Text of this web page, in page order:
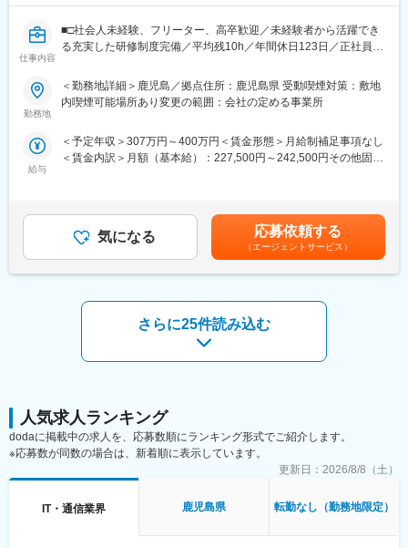
ソリューション一覧：https://www.fujifilm.com/fb/solution
■働き方
・全社平均残業時間：約20時間/月
・エリア限定採用のため、都道府県をまたいだ転勤はございませ
ん。（社内公募や本人希望による異動の可能性はあり）
ます。
大手企業の高度な要求に対応するため社内外の多くの関連部門と
協力して課題解決することで多くの学びがある環境です。
【自社で蓄積したノウハウを凝縮した価値提供】
その事例、営業部門のお客様に対しては当社の営業部門の事例を
活かすなど、「当社自身が実験台となることによる」リアルな提
案を行うことができます。
【幅広いキャリアパスと開発計画支援】
変更の範囲：会社の定める業務
仕事内容
■□社会人未経験、フリーター、高卒歓迎／未経験者から活躍でき
る充実した研修制度完備／平均残10h／年間休日123日／正社員登
事業以外でも活躍している方多数□■
て、携帯電話を中心とした商材・各サービスの提案等を担当頂き
ます。
する販促ツールやPOP作成、キャンペーン企画などセールス向上
の為の各種プロモーションをお任せすることもあります。
■入社後の流れ/キャリアパス
まず店頭での接客からスタートし、後輩指導やリーダー業務もゆ
教育など、クルーを統括するなどのステップアップが可能です。
総合職として本部各部署の様々な部門に就くチャンスもありま
■正社員登用制度について
す。
■教育体制
未経験の方にも手厚くフォローし、早期に一人前となるフォロー
を致します。入社時の研修を筆頭に各種研修制度を充実させ、社
内情報共有にも強みを持っています。ご経験が無い方でもソフト
●基礎研修
す。現場経験豊富な社員が研修講師を務め、実務に基づいた丁寧
勤務地
＜勤務地詳細＞鹿児島／拠点住所：鹿児島県 受動喫煙対策：敷地
内喫煙可能場所あり変更の範囲：会社の定める事業所
給与
＜予定年収＞307万円～400万円＜賃金形態＞月給制補足事項なし
＜賃金内訳＞月額（基本給）：227,500円～242,500円その他固定
下する可能性があります。月給(月額)は固定手当を含めた表記で
す。
気になる 応募依頼する
（エージェントサービス）
さらに25件読み込む
人気求人ランキング
dodaに掲載中の求人を、応募数順にランキング形式でご紹介します。
※応募数が同数の場合は、新着順に表示しています。
更新日： 2026/8/8（土）
IT・通信業界 鹿児島県 転勤なし（勤務地限定）